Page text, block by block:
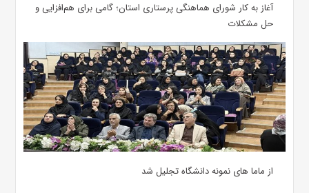
آغاز به کار شورای هماهنگی پرستاری استان؛ گامی برای هم‌افزایی و
حل مشکلات
از ماما های نمونه دانشگاه تجلیل شد